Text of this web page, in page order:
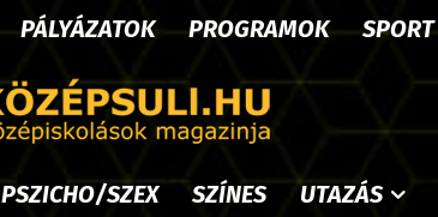
PÁLYÁZATOK PROGRAMOK SPORT
PSZICHO/SZEX SZÍNES UTAZÁS